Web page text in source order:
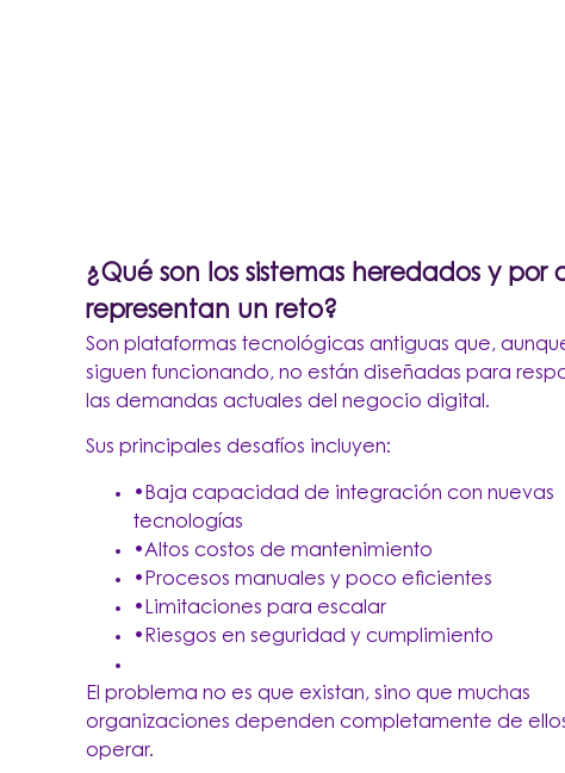
¿Qué son los sistemas heredados y por
representan un reto?
Son plataformas tecnológicas antiguas que,
siguen funcionando, no están diseñadas para
las demandas actuales del negocio digital.
Sus principales desafíos incluyen:
•Baja capacidad de integración con nuevas
tecnologías
•Altos costos de mantenimiento
•Procesos manuales y poco eficientes
•Limitaciones para escalar
•Riesgos en seguridad y cumplimiento
El problema no es que existan, sino que muchas
organizaciones dependen completamente de
operar.